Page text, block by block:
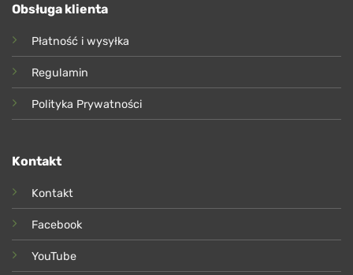
Obsługa klienta
Płatność i wysyłka
Regulamin
Polityka Prywatności
Kontakt
Kontakt
Facebook
YouTube